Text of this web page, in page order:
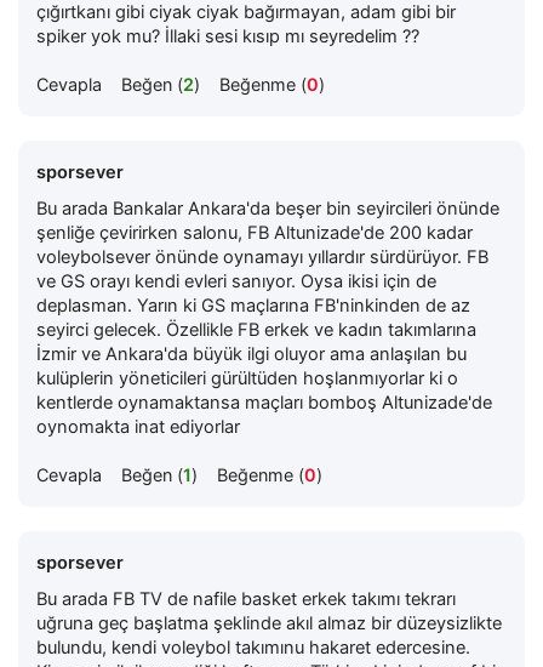
çığırtkanı gibi ciyak ciyak bağırmayan, adam gibi bir
spiker yok mu? İllaki sesi kısıp mı seyredelim ??
Cevapla Beğen (2) Beğenme (0)
sporsever
Bu arada Bankalar Ankara'da beşer bin seyircileri önünde
şenliğe çevirirken salonu, FB Altunizade'de 200 kadar
voleybolsever önünde oynamayı yıllardır sürdürüyor. FB
ve GS orayı kendi evleri sanıyor. Oysa ikisi için de
deplasman. Yarın ki GS maçlarına FB'ninkinden de az
seyirci gelecek. Özellikle FB erkek ve kadın takımlarına
İzmir ve Ankara'da büyük ilgi oluyor ama anlaşılan bu
kulüplerin yöneticileri gürültüden hoşlanmıyorlar ki o
kentlerde oynamaktansa maçları bomboş Altunizade'de
oynomakta inat ediyorlar
Cevapla Beğen (1) Beğenme (0)
sporsever
Bu arada FB TV de nafile basket erkek takımı tekrarı
uğruna geç başlatma şeklinde akıl almaz bir düzeysizlikte
bulundu, kendi voleybol takımınu hakaret edercesine.